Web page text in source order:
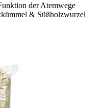
der Atemwege
& Süßholzwurzel